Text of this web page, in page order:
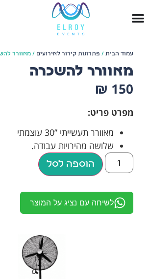
עמוד הבית / פתרונות קירור לאירועים / מאוורר
מאוורר להשכרה
₪ 150
מפרט פריט:
מאוורר תעשייתי ’’30 עוצמתי
שלושה מהירויות עבודה.
הוספה לסל
לשיחה עם נציג על המוצר